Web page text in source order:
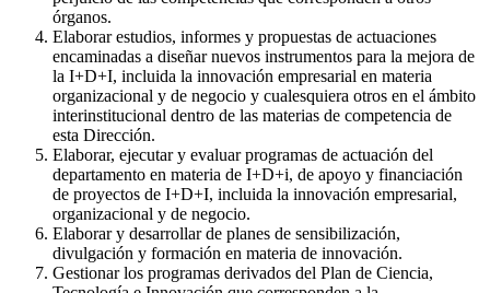
órganos.
Elaborar estudios, informes y propuestas de actuaciones
encaminadas a diseñar nuevos instrumentos para la mejora de
la I+D+I, incluida la innovación empresarial en materia
organizacional y de negocio y cualesquiera otros en el ámbito
interinstitucional dentro de las materias de competencia de
esta Dirección.
Elaborar, ejecutar y evaluar programas de actuación del
departamento en materia de I+D+i, de apoyo y financiación
de proyectos de I+D+I, incluida la innovación empresarial,
organizacional y de negocio.
Elaborar y desarrollar de planes de sensibilización,
divulgación y formación en materia de innovación.
Gestionar los programas derivados del Plan de Ciencia,